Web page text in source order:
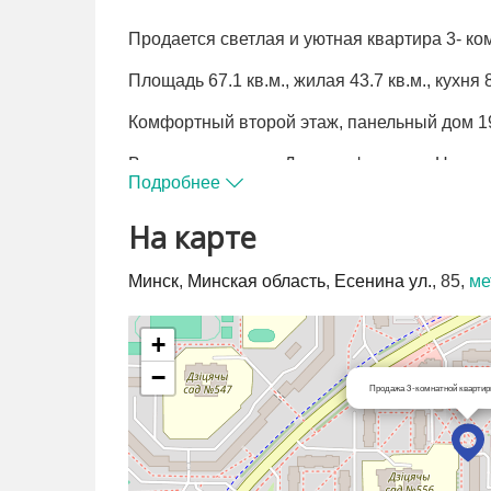
Продается светлая и уютная квартира 3-
Площадь 67.1 кв.м., жилая 43.7 кв.м., кухня
Комфортный второй этаж, панельный дом
Встроенная кухня. Два шкафа - купе.
двери. В санузлах современная плитка.
Тамбур на две квартиры, в тамбуре.
Расположение дома крайне удачное!
комфортабельных и утопающих в зелени
инфраструктурой и общественным
минут на общественном транспорте!
Развитая инфраструктура, в шаговой
банки / банкоматы, аптеки, поликлиника
залы, рынок Максимус, где всегда можно
фермеров, и многое другое.
Подробнее
На карте
Минск, Минская область, Есенина ул., 85,
Продажа 3-комнатной
+
−